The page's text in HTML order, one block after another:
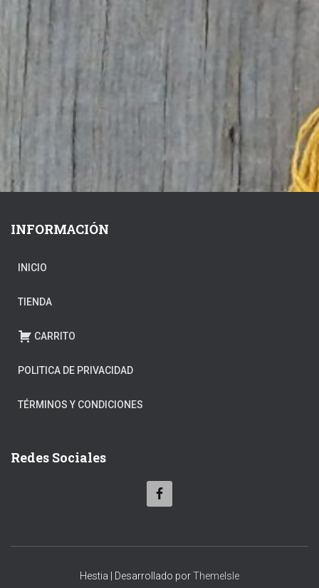
INFORMACIÓN
INICIO
TIENDA
CARRITO
POLITICA DE PRIVACIDAD
TÉRMINOS Y CONDICIONES
Redes Sociales
Hestia | Desarrollado porThemeIsle